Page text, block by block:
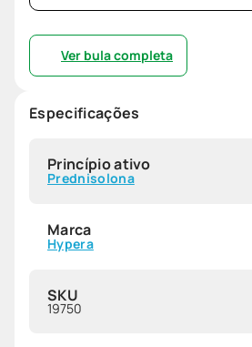
Ver bula completa
Especificações
Princípio ativo
Prednisolona
Marca
Hypera
SKU
19750